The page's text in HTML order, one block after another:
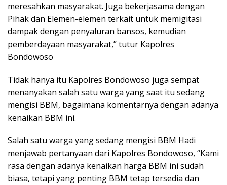
meresahkan masyarakat. Juga bekerjasama dengan
Pihak dan Elemen-elemen terkait untuk memigitasi
dampak dengan penyaluran bansos, kemudian
pemberdayaan masyarakat,” tutur Kapolres
Bondowoso
Tidak hanya itu Kapolres Bondowoso juga sempat
menanyakan salah satu warga yang saat itu sedang
mengisi BBM, bagaimana komentarnya dengan adanya
kenaikan BBM ini.
Salah satu warga yang sedang mengisi BBM Hadi
menjawab pertanyaan dari Kapolres Bondowoso, “Kami
rasa dengan adanya kenaikan harga BBM ini sudah
biasa, tetapi yang penting BBM tetap tersedia dan